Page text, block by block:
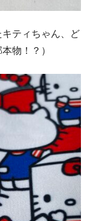
ティちゃん、ど
物！？）